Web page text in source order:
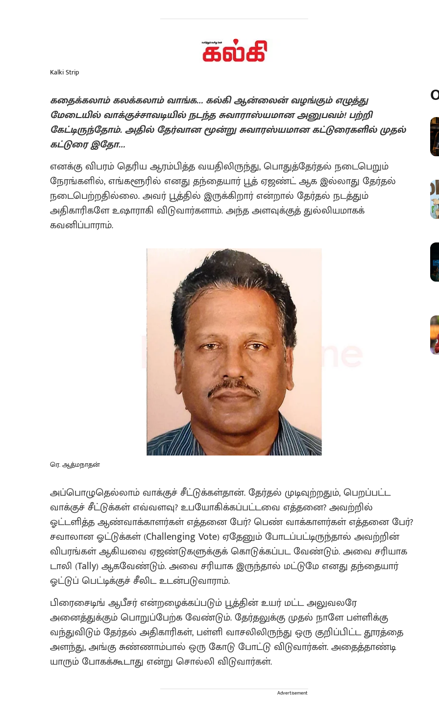
Kalki Strip
கதைக்கலாம் கலக்கலாம் வாங்க… கல்கி ஆன்லைன் வழங்கும் எழுத்து
மேடையில் வாக்குச்சாவடியில் நடந்த சுவாராஸ்யமான அனுபவம்! பற்றி
கேட்டிருந்தோம். அதில் தேர்வான மூன்று சுவாரஸ்யமான கட்டுரைகளில் முதல்
கட்டுரை இதோ…
எனக்கு விபரம் தெரிய ஆரம்பித்த வயதிலிருந்து, பொதுத்தேர்தல் நடைபெறும்
நேரங்களில், எங்களூரில் எனது தந்தையார் பூத் ஏஜண்ட் ஆக இல்லாது தேர்தல்
நடைபெற்றதில்லை. அவர் பூத்தில் இருக்கிறார் என்றால் தேர்தல் நடத்தும்
அதிகாரிகளே உஷாராகி விடுவார்களாம். அந்த அளவுக்குத் துல்லியமாகக்
கவனிப்பாராம்.
ரெ. ஆத்மநாதன்
அப்பொழுதெல்லாம் வாக்குச் சீட்டுக்கள்தான். தேர்தல் முடிவுற்றதும், பெறப்பட்ட
வாக்குச் சீட்டுக்கள் எவ்வளவு? உபயோகிக்கப்பட்டவை எத்தனை? அவற்றில்
ஓட்டளித்த ஆண்வாக்காளர்கள் எத்தனை பேர்? பெண் வாக்காளர்கள் எத்தனை பேர்?
சவாலான ஓட்டுக்கள் (Challenging Vote) ஏதேனும் போடப்பட்டிருந்தால் அவற்றின்
விபரங்கள் ஆகியவை ஏஜண்டுகளுக்குக் கொடுக்கப்பட வேண்டும். அவை சரியாக
டாலி (Tally) ஆகவேண்டும். அவை சரியாக இருந்தால் மட்டுமே எனது தந்தையார்
ஓட்டுப் பெட்டிக்குச் சீலிட உடன்படுவாராம்.
பிரைசைடிங் ஆபீசர் என்றழைக்கப்படும் பூத்தின் உயர் மட்ட அலுவலரே
அனைத்துக்கும் பொறுப்பேற்க வேண்டும். தேர்தலுக்கு முதல் நாளே பள்ளிக்கு
வந்துவிடும் தேர்தல் அதிகாரிகள், பள்ளி வாசலிலிருந்து ஒரு குறிப்பிட்ட தூரத்தை
அளந்து, அங்கு சுண்ணாம்பால் ஒரு கோடு போட்டு விடுவார்கள். அதைத்தாண்டி
யாரும் போகக்கூடாது என்று சொல்லி விடுவார்கள்.
Advertisement